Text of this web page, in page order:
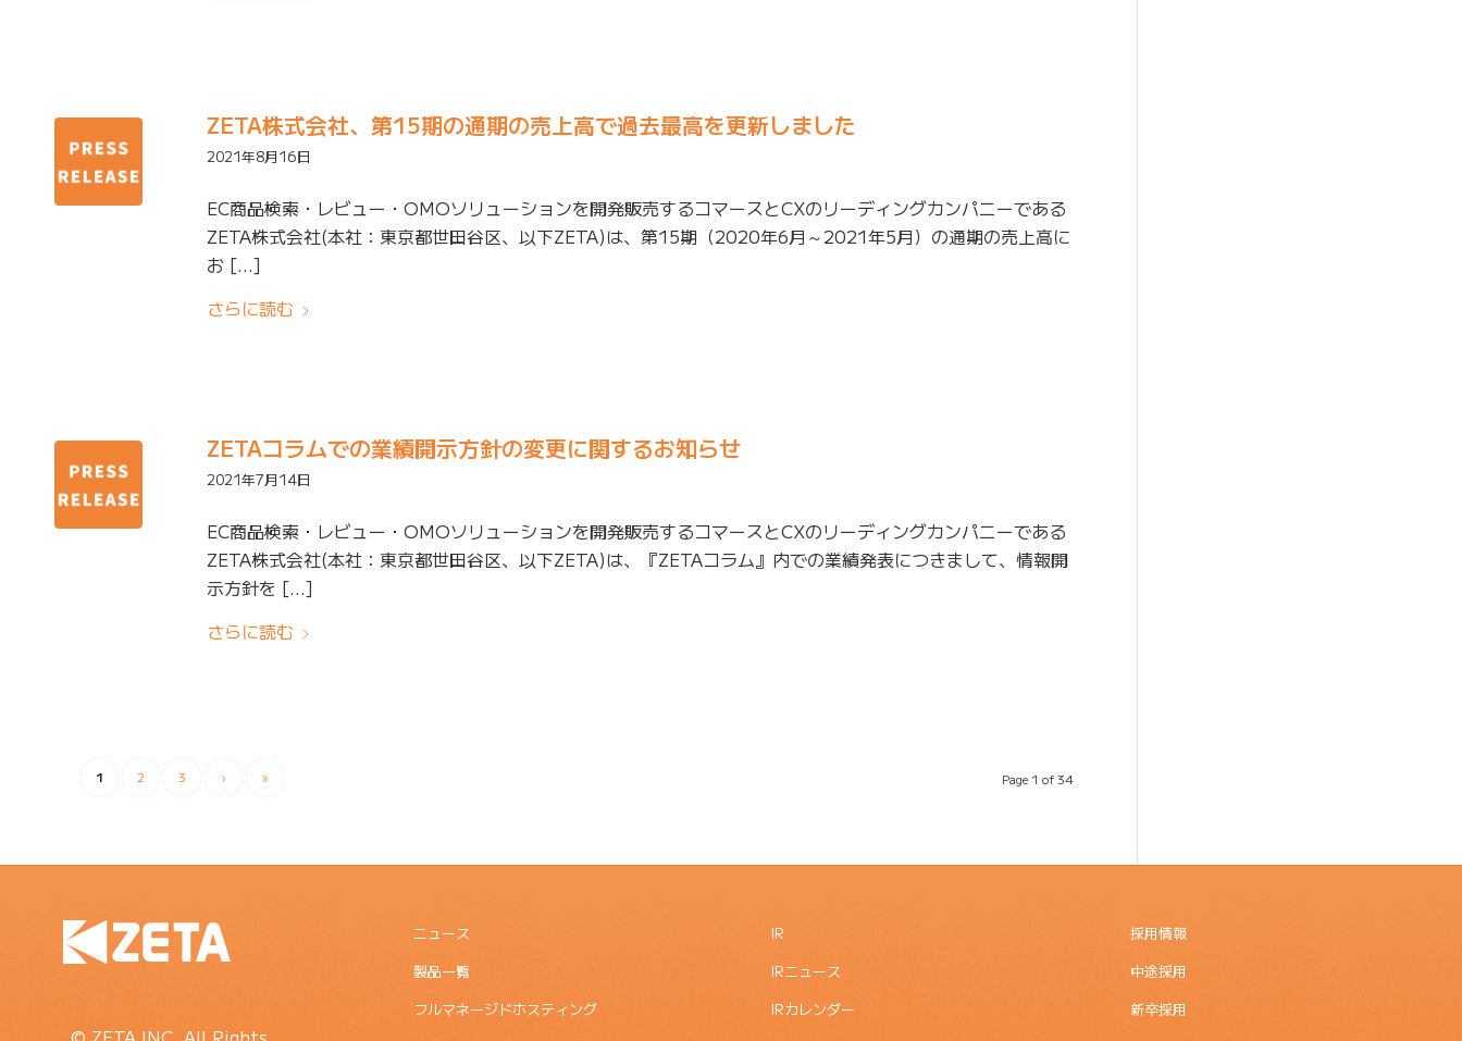
ZETA株式会社、第15期の通期の売上高で過去最高を更新しました
2021年8月16日
EC商品検索・レビュー・OMOソリューションを開発販売するコマースとCXのリーディングカンパニーである
ZETA株式会社(本社：東京都世田谷区、以下ZETA)は、第15期（2020年6月～2021年5月）の通期の売上高に
お […]
さらに読む
ZETAコラムでの業績開示方針の変更に関するお知らせ
2021年7月14日
EC商品検索・レビュー・OMOソリューションを開発販売するコマースとCXのリーディングカンパニーである
ZETA株式会社(本社：東京都世田谷区、以下ZETA)は、『ZETAコラム』内での業績発表につきまして、情報開
示方針を […]
さらに読む
Page 1 of 34
1 2 3 › »
ニュース
製品一覧
フルマネージドホスティング
IR
IRニュース
IRカレンダー
採用情報
中途採用
新卒採用